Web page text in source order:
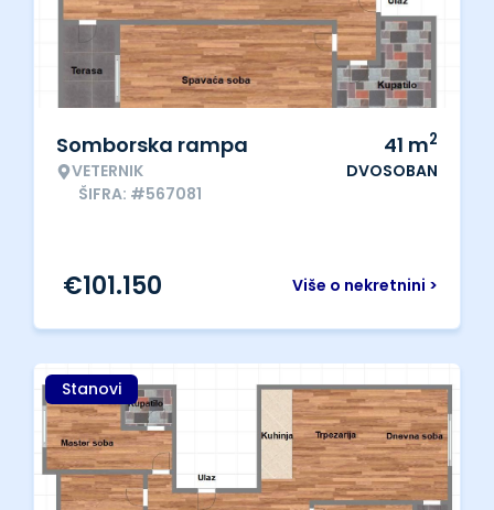
Somborska rampa
VETERNIK
ŠIFRA: #567081
41 m2
DVOSOBAN
Više o nekretnini >
€101.150
Stanovi